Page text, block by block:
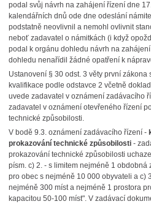
podal svůj návrh na zahájení řízení dne
kalendářních dnů ode dne odeslání
podstatně neovlivnil a nemohl ovlivnit
neboť zadavatel o námitkách (i když
podal k orgánu dohledu návrh na
dohledu nenařídil žádné opatření k
Ustanovení § 30 odst. 3 věty první
kvalifikace podle odstavce 2 včetně
uvede zadavatel v oznámení zadávacího
zadavatel v oznámení otevřeného řízení
technické způsobilosti.
V bodě 9.3. oznámení zadávacího řízení -
prokazování technické způsobilosti -
prokazování technické způsobilosti
písm. c) 2. - s limitem nejméně 1
pro obec s nejméně 10 000 obyvateli a c)
nejméně 300 míst a nejméně 1 prostora
kapacitou 50-100 míst". V zadávací